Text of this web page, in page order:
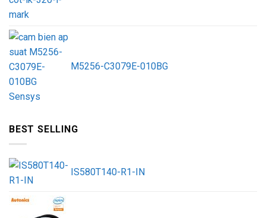
M5256-C3079E-010BG
BEST SELLING
IS580T140-R1-IN